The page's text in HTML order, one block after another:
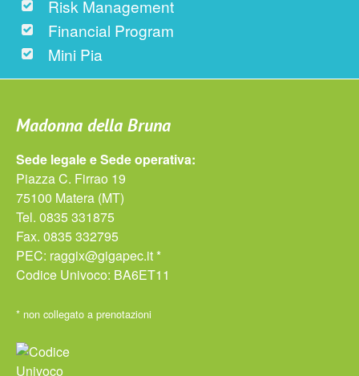
Risk Management
Financial Program
Mini Pia
Madonna della Bruna
Sede legale e Sede operativa:
Piazza C. Firrao 19
75100 Matera (MT)
Tel. 0835 331875
Fax. 0835 332795
PEC: raggix@gigapec.it *
Codice Univoco: BA6ET11
* non collegato a prenotazioni